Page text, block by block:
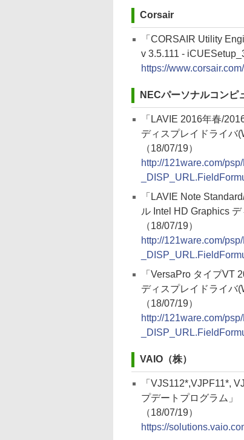
Corsair
「CORSAIR Utility
v 3.5.111 -
https://
NECパーソナルコンピ
「LAVIE 2016年春/
ディスプレイドライバ
（18/07/19）
http://121ware.com/
「LAVIE Note
ル Intel HD Graphics
（18/07/19）
http://121ware.com/
「VersaPro タイプVT
ディスプレイドライバ
（18/07/19）
http://121ware.com/
VAIO（株）
「VJS112*,VJPF11*,
プデートプログラム」
（18/07/19）
https://